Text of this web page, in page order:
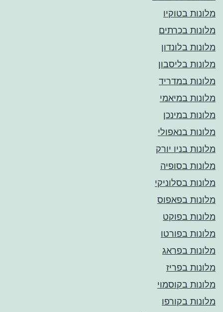
מלונות בטוקיו
מלונות בכרתים
מלונות בלונדון
מלונות בליסבון
מלונות במדריד
מלונות במיאמי
מלונות במינכן
מלונות בנאפולי
מלונות בניו יורק
מלונות בסופיה
מלונות בסלוניקי
מלונות בפאפוס
מלונות בפוקט
מלונות בפורטו
מלונות בפראג
מלונות בפריז
מלונות בקוסמוי
מלונות בקורפו